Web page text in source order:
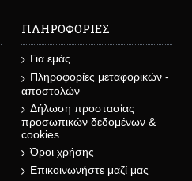
ΠΛΗΡΟΦΟΡΙΕΣ
Για εμάς
Πληροφορίες μεταφορικών -
αποστολών
Δήλωση προστασίας
προσωπικών δεδομένων &
cookies
Όροι χρήσης
Επικοινωνήστε μαζί μας